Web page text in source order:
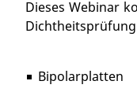
Dieses Webinar
Bipolarplatten